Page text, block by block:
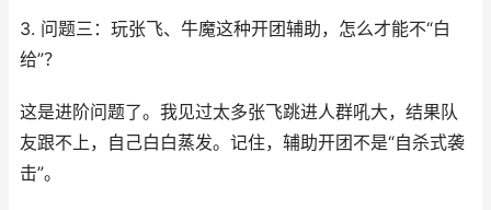
3. 问题三：玩张飞、牛魔这种开团辅助，怎么才能不“白
给”？
这是进阶问题了。我见过太多张飞跳进人群吼大，结果队
友跟不上，自己白白蒸发。记住，辅助开团不是“自杀式袭
击”。